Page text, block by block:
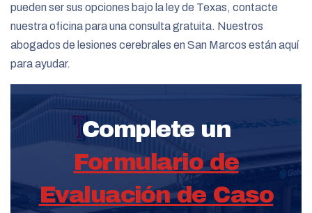
pueden ser sus opciones bajo la ley de Texas, contacte
nuestra oficina para una consulta gratuita. Nuestros
abogados de lesiones cerebrales en San Marcos están aquí
para ayudar.
Complete un
Formulario de
Evaluación de Caso